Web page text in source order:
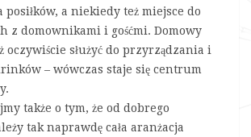
a niekiedy też miejsce do
z domownikami i gośćmi. Domowy
oczywiście służyć do przyrządzania i
– wówczas staje się centrum
także o tym, że od dobrego
tak naprawdę cała aranżacja